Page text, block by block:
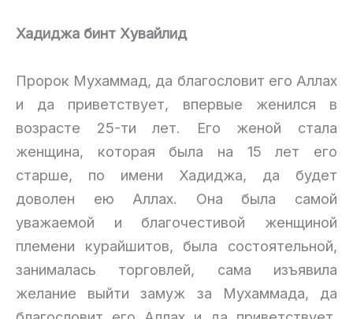
Хадиджа бинт Хувайлид
Пророк Мухаммад, да благословит его Аллах
и да приветствует, впервые женился в
возрасте 25-ти лет. Его женой стала
женщина, которая была на 15 лет его
старше, по имени Хадиджа, да будет
доволен ею Аллах. Она была самой
уважаемой и благочестивой женщиной
племени курайшитов, была состоятельной,
занималась торговлей, сама изъявила
желание выйти замуж за Мухаммада, да